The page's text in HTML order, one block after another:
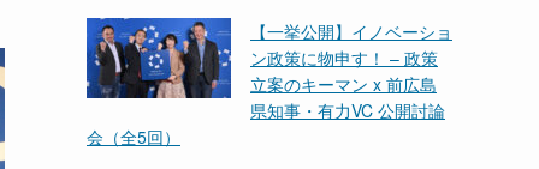
【一挙公開】イノベーショ
ン政策に物申す！ – 政策
立案のキーマン x 前広島
県知事・有力VC 公開討論
会（全5回）